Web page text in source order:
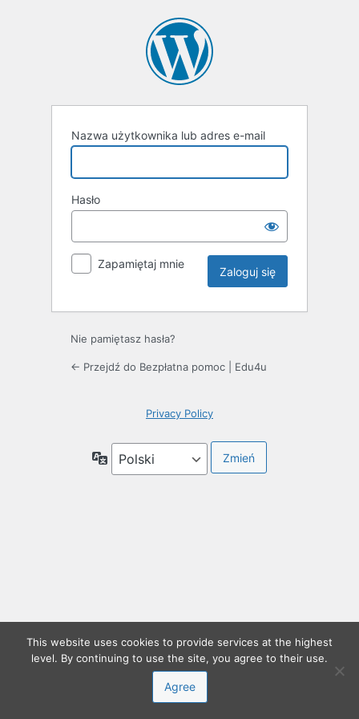
Nazwa użytkownika lub adres e-mail
Hasło
Zapamiętaj mnie
Nie pamiętasz hasła?
← Przejdź do Bezpłatna pomoc | Edu4u
Privacy Policy
Język
This website uses cookies to provide services at the highest
level. By continuing to use the site, you agree to their use.
Agree